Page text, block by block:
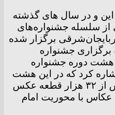
این و در سال های گذشته
سلسله جشنواره‌های
برگزار شده
جشنواره
دوره جشنواره
کرد که در این هشت
دوره از سال ۹۰ تا ۹۷ بیش از ۳۲ هزار قطعه عکس
و ۴۰۰ هنرمند عکاس با محوریت امام